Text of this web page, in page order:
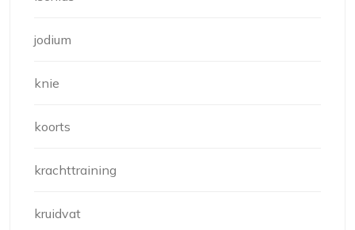
jodium
knie
koorts
krachttraining
kruidvat